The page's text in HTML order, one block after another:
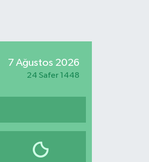
7 Ağustos 2026
24 Safer 1448